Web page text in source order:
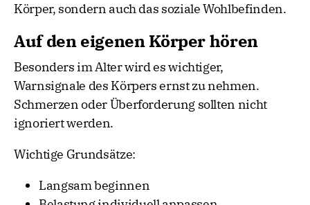
Körper, sondern auch das soziale Wohlbefinden.
Auf den eigenen Körper hören
Besonders im Alter wird es wichtiger,
Warnsignale des Körpers ernst zu nehmen.
Schmerzen oder Überforderung sollten nicht
ignoriert werden.
Wichtige Grundsätze:
Langsam beginnen